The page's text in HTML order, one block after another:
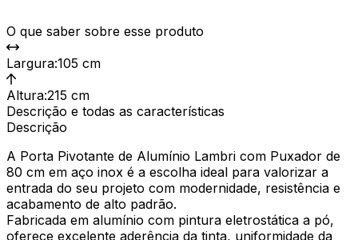
O que saber sobre esse produto
Largura:105 cm
Altura:215 cm
Descrição e todas as características
Descrição
A Porta Pivotante de Alumínio Lambri com Puxador de
80 cm em aço inox é a escolha ideal para valorizar a
entrada do seu projeto com modernidade, resistência e
acabamento de alto padrão.
Fabricada em alumínio com pintura eletrostática a pó,
oferece excelente aderência da tinta, uniformidade da